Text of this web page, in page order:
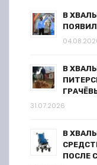
В
В
31.07.2026
В
ПОСЛЕ